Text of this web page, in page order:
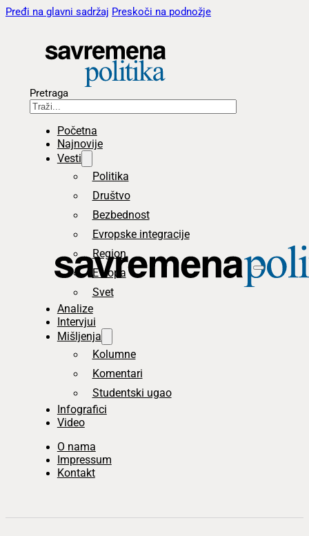
Pređi na glavni sadržaj Preskoči na podnožje
Pretraga
Početna
Najnovije
Vesti
Politika
Društvo
Bezbednost
Evropske integracije
Region
Evropa
Svet
Analize
Intervjui
Mišljenja
Kolumne
Komentari
Studentski ugao
Infografici
Video
O nama
Impressum
Kontakt